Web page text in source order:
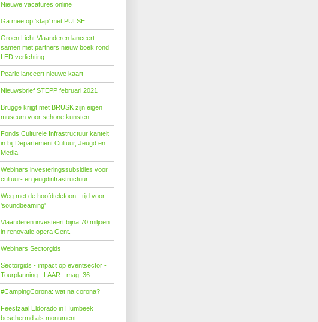
Nieuwe vacatures online
Ga mee op 'stap' met PULSE
Groen Licht Vlaanderen lanceert
samen met partners nieuw boek rond
LED verlichting
Pearle lanceert nieuwe kaart
Nieuwsbrief STEPP februari 2021
Brugge krijgt met BRUSK zijn eigen
museum voor schone kunsten.
Fonds Cul­tu­re­le In­fra­struc­tuur kan­telt
in bij De­par­te­ment Cul­tuur, Jeugd en
Me­dia
Webinars investeringssubsidies voor
cultuur- en jeugdinfrastructuur
Weg met de hoofdtelefoon - tijd voor
'soundbeaming'
Vlaanderen investeert bijna 70 miljoen
in renovatie opera Gent.
Webinars Sectorgids
Sectorgids - impact op eventsector -
Tourplanning - LAAR - mag. 36
#CampingCorona: wat na corona?
Feestzaal Eldorado in Humbeek
beschermd als monument